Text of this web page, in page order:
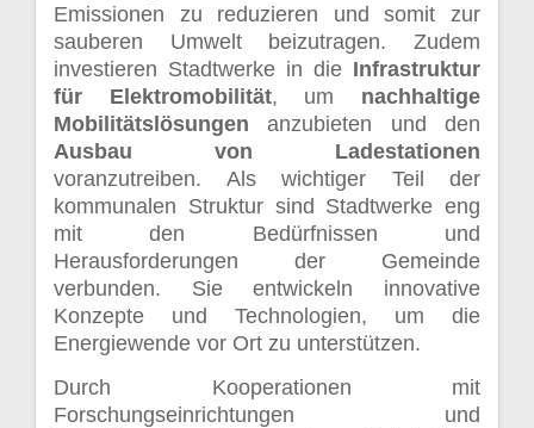
Emissionen zu reduzieren und somit zur
sauberen Umwelt beizutragen. Zudem
investieren Stadtwerke in die Infrastruktur
für Elektromobilität, um nachhaltige
Mobilitätslösungen anzubieten und den
Ausbau von Ladestationen
voranzutreiben. Als wichtiger Teil der
kommunalen Struktur sind Stadtwerke eng
mit den Bedürfnissen und
Herausforderungen der Gemeinde
verbunden. Sie entwickeln innovative
Konzepte und Technologien, um die
Energiewende vor Ort zu unterstützen.
Durch Kooperationen mit
Forschungseinrichtungen und